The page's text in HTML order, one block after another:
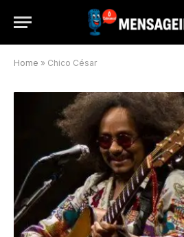
Home » Chico César